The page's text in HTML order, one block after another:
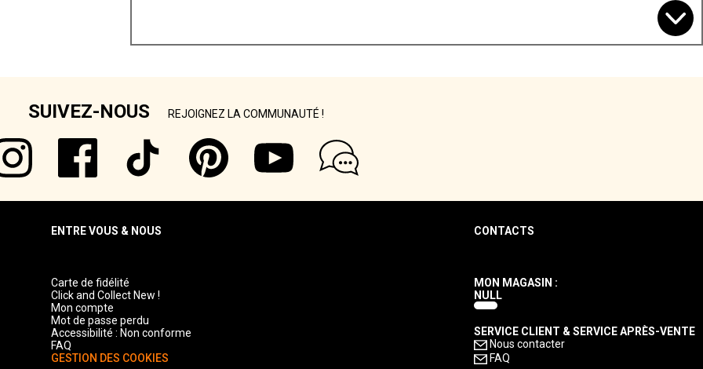
SUIVEZ-NOUS REJOIGNEZ LA COMMUNAUTÉ !
ENTRE VOUS & NOUS
Carte de fidélité
Click and Collect New !
Mon compte
Mot de passe perdu
Accessibilité : Non conforme
FAQ
GESTION DES COOKIES
CONTACTS
MON MAGASIN :
NULL
SERVICE CLIENT & SERVICE APRÈS-VENTE
Nous contacter
FAQ